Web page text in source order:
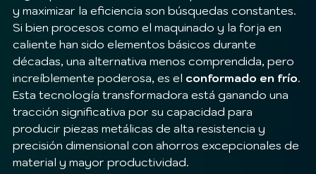
y maximizar la eficiencia son búsquedas constantes.
Si bien procesos como el maquinado y la forja en
caliente han sido elementos básicos durante
décadas, una alternativa menos comprendida, pero
increíblemente poderosa, es el conformado en frío.
Esta tecnología transformadora está ganando una
tracción significativa por su capacidad para
producir piezas metálicas de alta resistencia y
precisión dimensional con ahorros excepcionales de
material y mayor productividad.